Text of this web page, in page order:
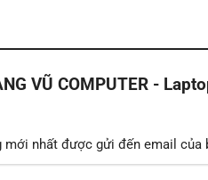
VŨ COMPUTER -
mới nhất được gửi đến email của